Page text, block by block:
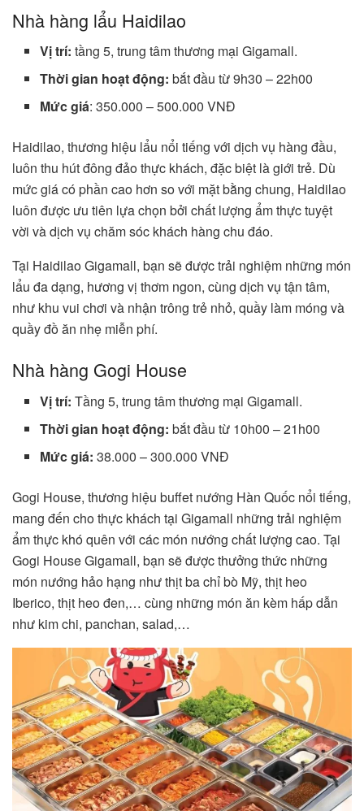
Nhà hàng lẩu Haidilao
Vị trí: tầng 5, trung tâm thương mại Gigamall.
Thời gian hoạt động: bắt đầu từ 9h30 – 22h00
Mức giá: 350.000 – 500.000 VNĐ
Haidilao, thương hiệu lẩu nổi tiếng với dịch vụ hàng đầu,
luôn thu hút đông đảo thực khách, đặc biệt là giới trẻ. Dù
mức giá có phần cao hơn so với mặt bằng chung, Haidilao
luôn được ưu tiên lựa chọn bởi chất lượng ẩm thực tuyệt
vời và dịch vụ chăm sóc khách hàng chu đáo.
Tại Haidilao Gigamall, bạn sẽ được trải nghiệm những món
lẩu đa dạng, hương vị thơm ngon, cùng dịch vụ tận tâm,
như khu vui chơi và nhận trông trẻ nhỏ, quầy làm móng và
quầy đồ ăn nhẹ miễn phí.
Nhà hàng Gogi House
Vị trí: Tầng 5, trung tâm thương mại Gigamall.
Thời gian hoạt động: bắt đầu từ 10h00 – 21h00
Mức giá: 38.000 – 300.000 VNĐ
Gogi House, thương hiệu buffet nướng Hàn Quốc nổi tiếng,
mang đến cho thực khách tại Gigamall những trải nghiệm
ẩm thực khó quên với các món nướng chất lượng cao. Tại
Gogi House Gigamall, bạn sẽ được thưởng thức những
món nướng hảo hạng như thịt ba chỉ bò Mỹ, thịt heo
Iberico, thịt heo đen,… cùng những món ăn kèm hấp dẫn
như kim chi, panchan, salad,…